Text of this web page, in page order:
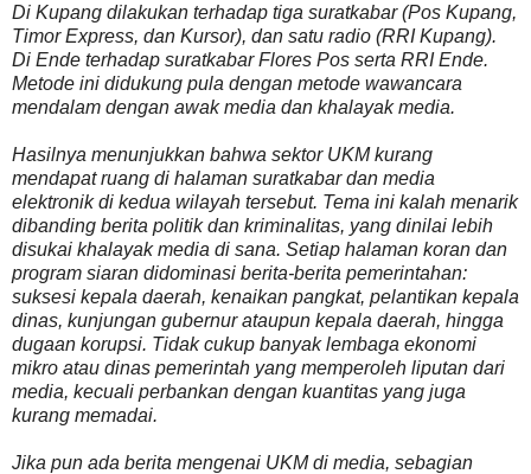
Di Kupang dilakukan terhadap tiga suratkabar (Pos Kupang,
Timor Express, dan Kursor), dan satu radio (RRI Kupang).
Di Ende terhadap suratkabar Flores Pos serta RRI Ende.
Metode ini didukung pula dengan metode wawancara
mendalam dengan awak media dan khalayak media.
Hasilnya menunjukkan bahwa sektor UKM kurang
mendapat ruang di halaman suratkabar dan media
elektronik di kedua wilayah tersebut. Tema ini kalah menarik
dibanding berita politik dan kriminalitas, yang dinilai lebih
disukai khalayak media di sana. Setiap halaman koran dan
program siaran didominasi berita-berita pemerintahan:
suksesi kepala daerah, kenaikan pangkat, pelantikan kepala
dinas, kunjungan gubernur ataupun kepala daerah, hingga
dugaan korupsi. Tidak cukup banyak lembaga ekonomi
mikro atau dinas pemerintah yang memperoleh liputan dari
media, kecuali perbankan dengan kuantitas yang juga
kurang memadai.
Jika pun ada berita mengenai UKM di media, sebagian